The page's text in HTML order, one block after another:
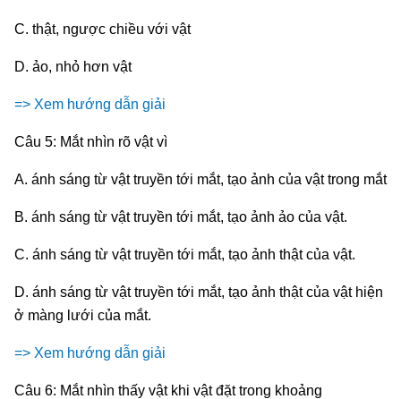
C. thật, ngược chiều với vật
D. ảo, nhỏ hơn vật
=> Xem hướng dẫn giải
Câu 5: Mắt nhìn rõ vật vì
A. ánh sáng từ vật truyền tới mắt, tạo ảnh của vật trong mắt
B. ánh sáng từ vật truyền tới mắt, tạo ảnh ảo của vật.
C. ánh sáng từ vật truyền tới mắt, tạo ảnh thật của vật.
D. ánh sáng từ vật truyền tới mắt, tạo ảnh thật của vật hiện
ở màng lưới của mắt.
=> Xem hướng dẫn giải
Câu 6: Mắt nhìn thấy vật khi vật đặt trong khoảng